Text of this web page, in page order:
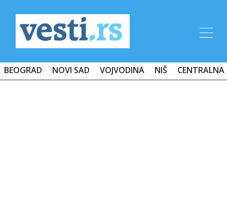
BEOGRAD NOVI SAD VOJVODINA NIŠ CENTRALNA